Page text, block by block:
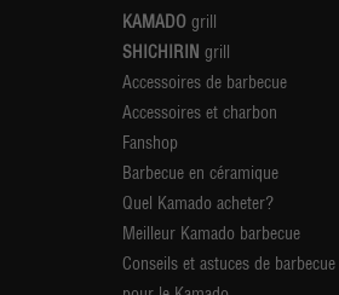
KAMADO grill
SHICHIRIN grill
Accessoires de barbecue
Accessoires et charbon
Fanshop
Barbecue en céramique
Quel Kamado acheter?
Meilleur Kamado barbecue
Conseils et astuces de barbecue